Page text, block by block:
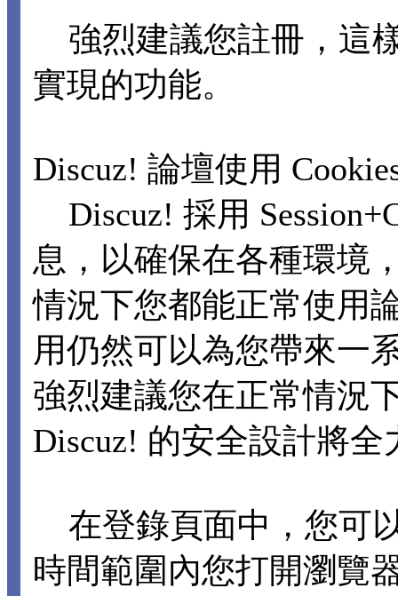
強烈建議您註冊，這
實現的功能。
Discuz! 論壇使用
Discuz! 採用
息，以確保在各種環境
情況下您都能正常使用
用仍然可以為您帶來一
強烈建議您在正常情況
Discuz! 的安全設計將
在登錄頁面中，您可
時間範圍內您打開瀏覽